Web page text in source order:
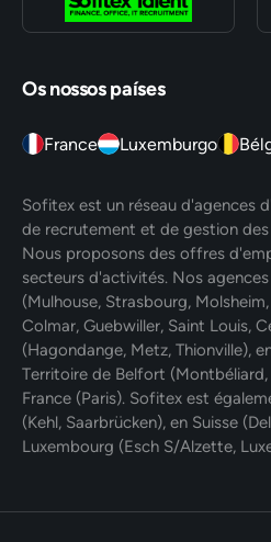
Os nossos países
France Luxemburgo
Sofitex est un réseau d'agences
de recrutement et de gestion des
Nous proposons des offres
secteurs d'activités. Nos
(Mulhouse, Strasbourg,
Colmar, Guebwiller, Saint Louis,
(Hagondange, Metz, Thionville),
Territoire de Belfort
France (Paris). Sofitex est
(Kehl, Saarbrücken), en Suisse
Luxembourg (Esch S/Alzette,